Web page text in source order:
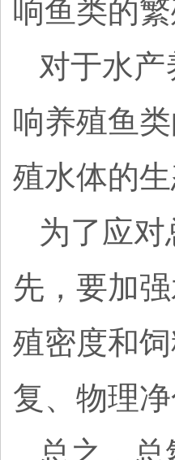
响鱼类的
对于水
响养殖鱼
殖水体的
为了应
先，要加
殖密度和
复、物理